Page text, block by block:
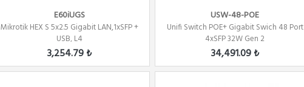
E60iUGS
Mikrotik HEX S 5x2.5 Gigabit LAN,1xSFP +
USB, L4
3,254.79 ₺
USW-48-POE
Unifi Switch POE+ Gigabit Swich 48 Port
4xSFP 32W Gen 2
34,491.09 ₺